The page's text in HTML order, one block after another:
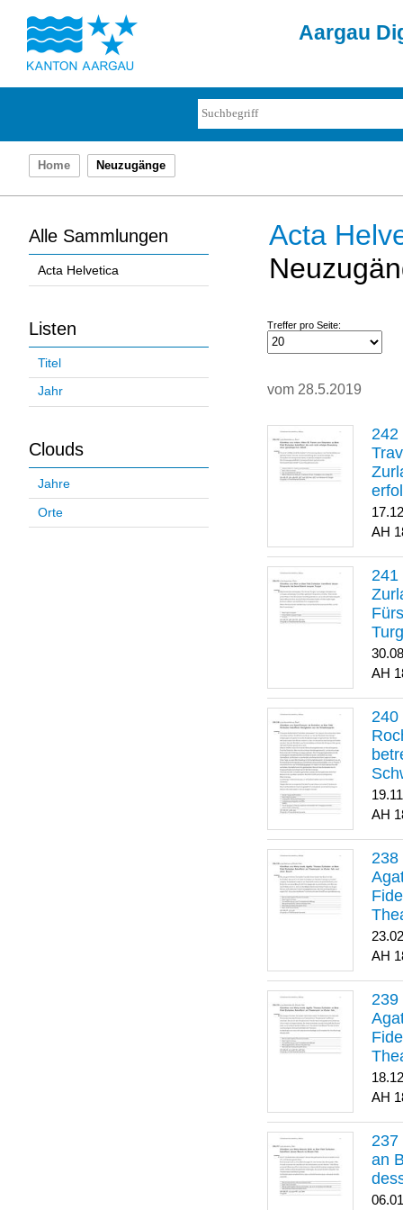
Aargau
Home Neuzugänge
Alle Sammlungen
Acta Helvetica
Listen
Titel
Jahr
Clouds
Jahre
Orte
Acta
Treffer pro Seite:
vom 28.5.2019
an